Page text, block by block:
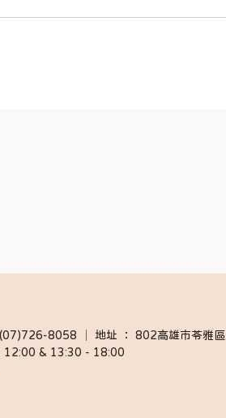
8058 │ 地址 ： 802高雄市苓雅區
12:00 & 13:30 - 18:00